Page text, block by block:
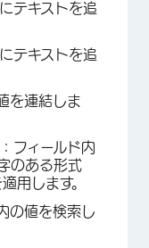
テキストを追
テキストを追
を連結しま
：フィールド内
のある形式
用します。
の値を検索し